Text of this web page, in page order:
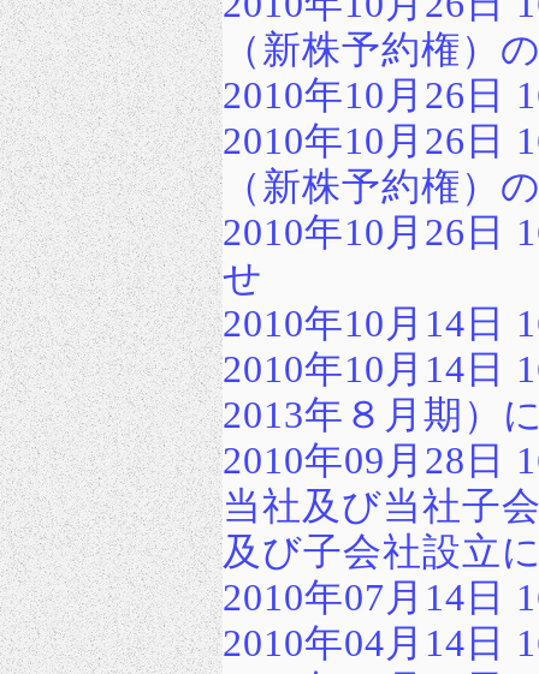
（新株予約権）
2010年10月26日
2010年10月26日
（新株予約権）
2010年10月26日
せ
2010年10月14日
2010年10月14日
2013年８月期）
2010年09月28日
当社及び当社子
及び子会社設立
2010年07月14日
2010年04月14日